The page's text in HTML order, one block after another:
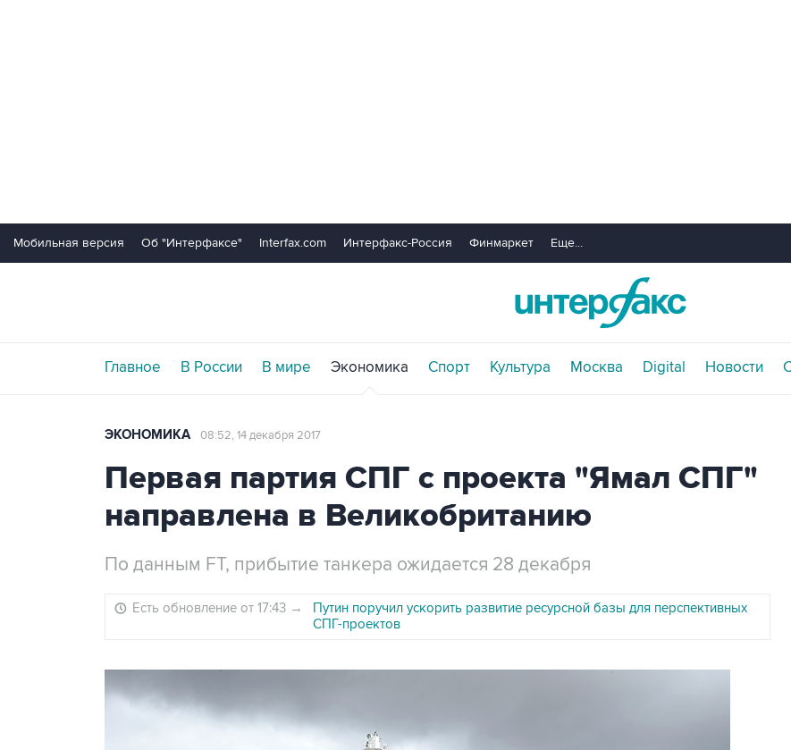
Мобильная версия Об "Интерфаксе" Interfax.com Интерфакс-Россия Финмаркет Еще...
Главное В России В мире Экономика Спорт Культура Москва Digital Новости
ЭКОНОМИКА 08:52, 14 декабря 2017
Первая партия СПГ с проекта "Ямал СПГ"
направлена в Великобританию
По данным FT, прибытие танкера ожидается 28 декабря
Есть обновление от 17:43 →
Путин поручил ускорить развитие ресурсной базы для перспективных
СПГ-проектов